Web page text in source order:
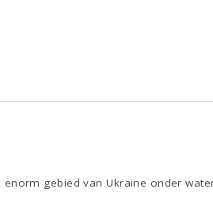
gebied van Ukraïne onder